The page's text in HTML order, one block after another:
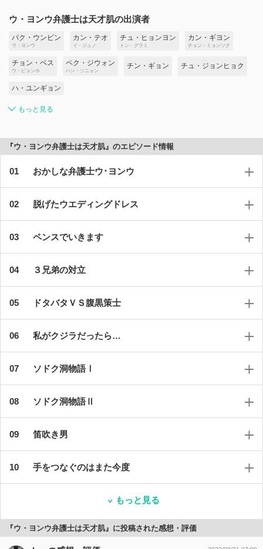
ウ・ヨンウ弁護士は天才肌の出演者
パク・ウンビン
ウ・ヨンウ
カン・テオ
イ・ジュノ
チュ・ヒョンヨン
トン・グラミ
カン・ギヨン
チョン・ミョンソク
チョン・ベス
ウ・ビョンホ
ペク・ジウォン
ハン・ソニョン
チン・ギョン チュ・ジョンヒョク
ハ・ユンギョン
もっと見る
『ウ・ヨンウ弁護士は天才肌』のエピソード情報
おかしな弁護士ウ･ヨンウ
脱げたウエディングドレス
ペンスでいきます
３兄弟の対立
ドタバタＶＳ腹黒策士
私がクジラだったら…
ソドク洞物語Ⅰ
ソドク洞物語Ⅱ
笛吹き男
手をつなぐのはまた今度
もっと見る
『ウ・ヨンウ弁護士は天才肌』に投稿された感想・評価